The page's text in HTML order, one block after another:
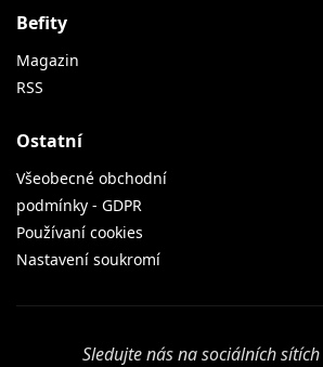
Befity
Magazin
RSS
Ostatní
Všeobecné obchodní
podmínky - GDPR
Používaní cookies
Nastavení soukromí
Sledujte nás na sociálních sítích